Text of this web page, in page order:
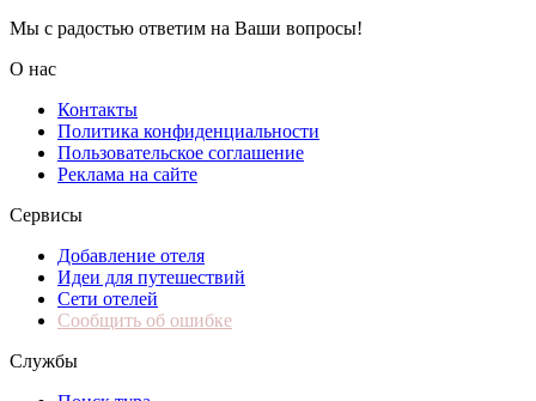
Мы с радостью ответим на Ваши вопросы!
О нас
Контакты
Политика конфиденциальности
Пользовательское соглашение
Реклама на сайте
Сервисы
Добавление отеля
Идеи для путешествий
Сети отелей
Сообщить об ошибке
Службы